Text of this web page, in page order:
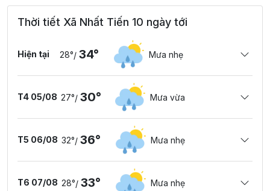
Thời tiết Xã Nhất Tiến 10 ngày tới
Hiện tại 28°/ 34° Mưa nhẹ
T4 05/08 27°/ 30° Mưa vừa
T5 06/08 32°/ 36° Mưa nhẹ
T6 07/08 28°/ 33° Mưa nhẹ